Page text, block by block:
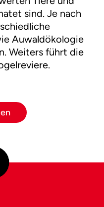
sind. Je nach
Auwaldökologie
Weiters führt die